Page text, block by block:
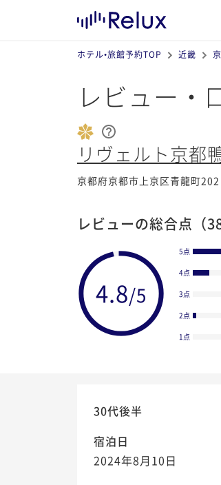
ホテル•旅館予約TOP 近畿
レビュー・
リヴェルト京都
京都府京都市上京区青龍町202
レビューの総合点 （
5点
4点
3点
2点
1点
30代後半
宿泊日
2024年8月10日